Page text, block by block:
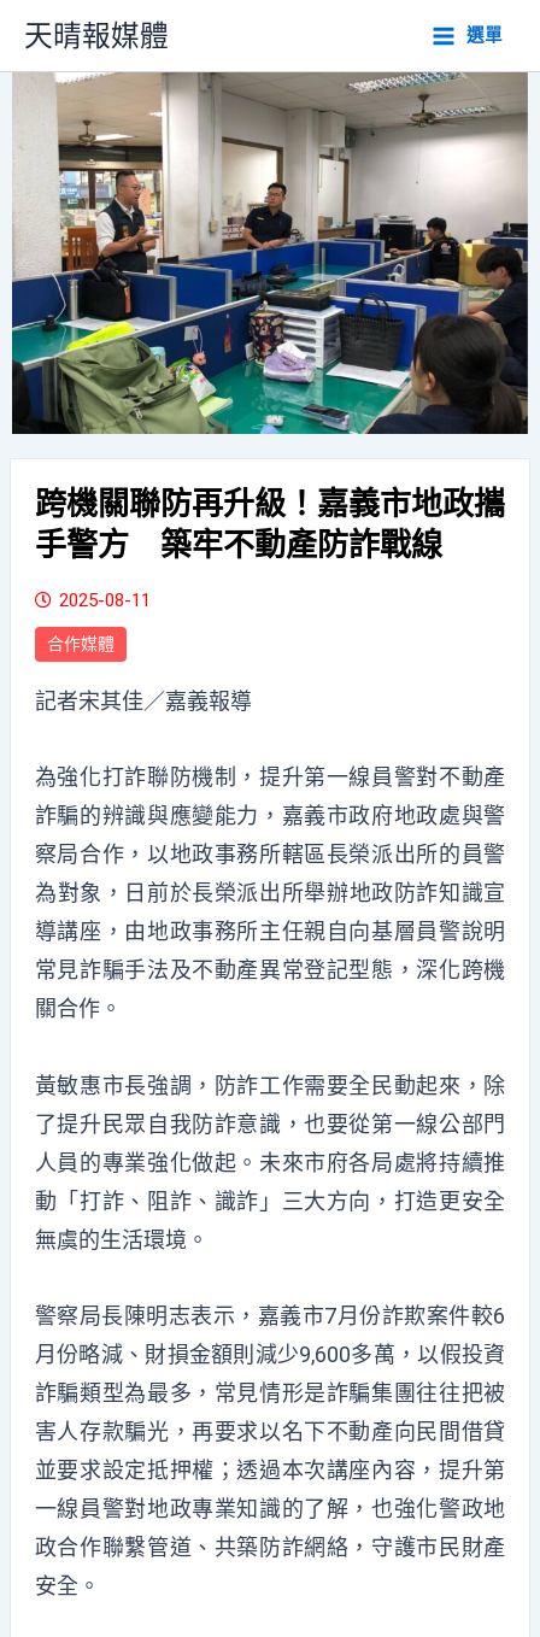
主
天晴報媒體 選單
跨機關聯防再升級！嘉義市地政攜
手警方 築牢不動產防詐戰線
2025-08-11
合作媒體
記者宋其佳／嘉義報導
為強化打詐聯防機制，提升第一線員警對不動產
詐騙的辨識與應變能力，嘉義市政府地政處與警
察局合作，以地政事務所轄區長榮派出所的員警
為對象 ， 日 前於長榮派出所舉辦地政防詐知識宣
導講座，由地政事務所主任親自向基層員警說明
常見詐騙手法及不動產異常登記型態，深化跨機
關合作。
黃敏惠市長強調， 防詐工作需要全民動起來，除
了提升民眾自我防詐意識，也要從第一線公部門
人員的專業強化做起。未來市府各局處將持續推
動「打詐、阻詐、識詐」
三大方向，打造更安全
無虞的生活環境。
警察局長陳明志表示 ， 嘉義市7月份詐欺案件較6
月份略減、財損金額則減少9,600多萬，以假投資
詐騙類型為最多，常見情形是詐騙集團往往把被
害人存款騙光，再要求以名下不動產向民間借貸
並要求設定抵押權 ； 透過本次講座內容，提升第
一線員警對地政專業知識的了解，也強化警政地
政合作聯繫管道 、 共築防詐網絡，守護市民財產
安全。